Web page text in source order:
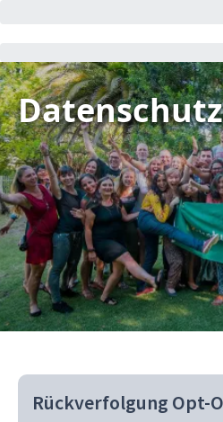
Rückverfolgung Opt-